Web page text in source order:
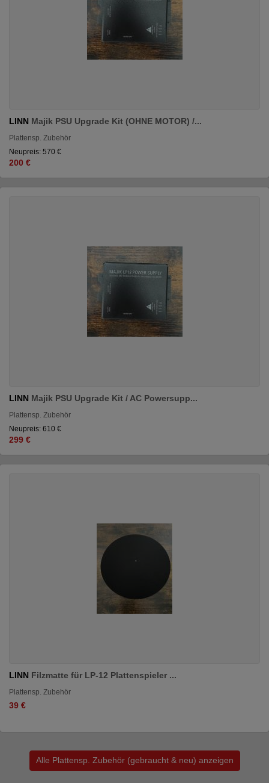
LINN Majik PSU Upgrade Kit (OHNE MOTOR) /...
Plattensp. Zubehör
Neupreis: 570 €
200 €
LINN Majik PSU Upgrade Kit / AC Powersupp...
Plattensp. Zubehör
Neupreis: 610 €
299 €
LINN Filzmatte für LP-12 Plattenspieler ...
Plattensp. Zubehör
39 €
Alle Plattensp. Zubehör (gebraucht & neu) anzeigen